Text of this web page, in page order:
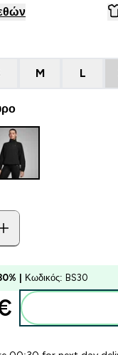
M L
| Κωδικός: BS30